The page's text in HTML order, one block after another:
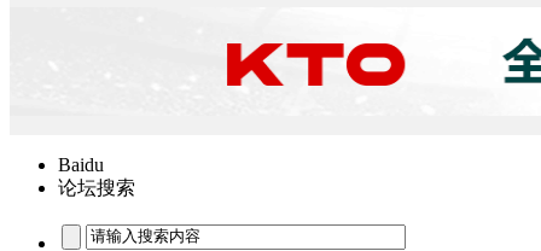
Baidu
论坛搜索